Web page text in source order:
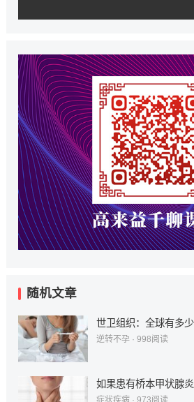
随机文章
世卫组织：全球有多少
逆转不孕· 998阅读
如果患有桥本甲状腺炎
症状疾病· 973阅读